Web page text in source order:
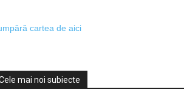
cartea de aici
mai noi subiecte